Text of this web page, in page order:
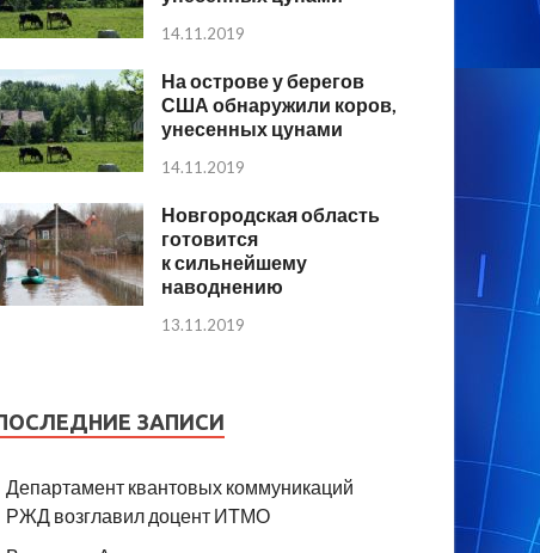
14.11.2019
На острове у берегов
США обнаружили коров,
унесенных цунами
14.11.2019
Новгородская область
готовится
к сильнейшему
наводнению
13.11.2019
ЗАПИСИ
Департамент квантовых коммуникаций
РЖД возглавил доцент ИТМО